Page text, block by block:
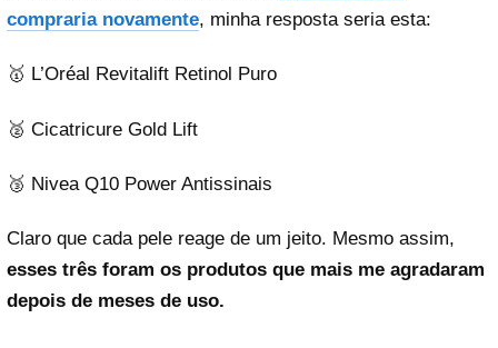
compraria novamente, minha resposta seria esta:
🥇 L’Oréal Revitalift Retinol Puro
🥈 Cicatricure Gold Lift
🥉 Nivea Q10 Power Antissinais
Claro que cada pele reage de um jeito. Mesmo assim,
esses três foram os produtos que mais me agradaram
depois de meses de uso.